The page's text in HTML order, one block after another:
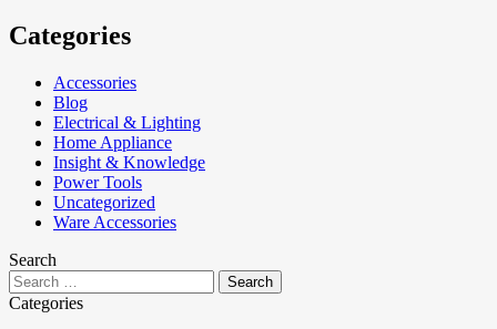
Categories
Accessories
Blog
Electrical & Lighting
Home Appliance
Insight & Knowledge
Power Tools
Uncategorized
Ware Accessories
Search
Categories